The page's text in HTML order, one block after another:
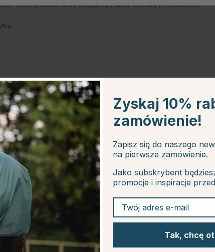
– ostrogi można łatwo dogiąć, aby idealnie leżały na oficerkach
Zyskaj 10%
zamówienie!
Zapisz się do naszego
na pierwsze zamówienie.
Jako subskrybent
promocje i inspiracje
Twój adres e-mail
Tak, chcę